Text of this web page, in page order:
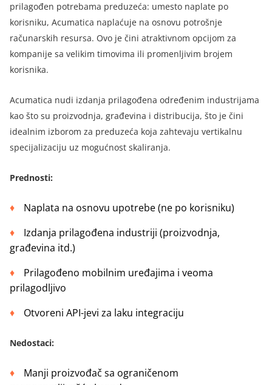
prilagođen potrebama preduzeća: umesto naplate po
korisniku, Acumatica naplaćuje na osnovu potrošnje
računarskih resursa. Ovo je čini atraktivnom opcijom za
kompanije sa velikim timovima ili promenljivim brojem
korisnika.
Acumatica nudi izdanja prilagođena određenim industrijama
kao što su proizvodnja, građevina i distribucija, što je čini
idealnim izborom za preduzeća koja zahtevaju vertikalnu
specijalizaciju uz mogućnost skaliranja.
Prednosti:
Naplata na osnovu upotrebe (ne po korisniku)
Izdanja prilagođena industriji (proizvodnja,
građevina itd.)
Prilagođeno mobilnim uređajima i veoma
prilagodljivo
Otvoreni API-jevi za laku integraciju
Nedostaci:
Manji proizvođač sa ograničenom